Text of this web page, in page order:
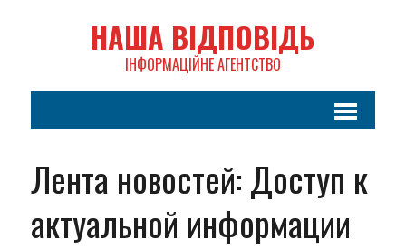
НАША ВІДПОВІДЬ
ІНФОРМАЦІЙНЕ АГЕНТСТВО
Лента новостей: Доступ к
актуальной информации